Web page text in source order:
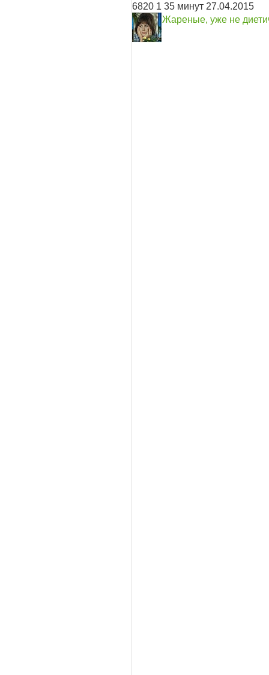
6820 1 35 минут 27.04.2015
Жареные, уже не